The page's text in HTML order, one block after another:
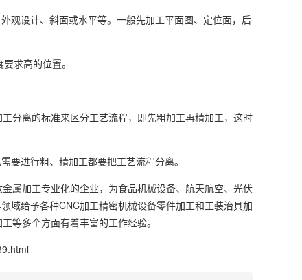
观设计、斜面或水平等。一般先加工平面图、定位面，后
求高的位置。
分离的标准来区分工艺流程，即先粗加工再精加工，这时
要进行粗、精加工都要把工艺流程分离。
属加工专业化的企业，为食品机械设备、航天航空、光伏
域给予各种CNC加工精密机械设备零件加工和工装治具加
等多个方面有着丰富的工作经验。